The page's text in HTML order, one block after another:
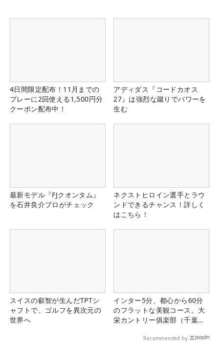
4日間限定配布！11月までの
プレーに2回使える1,500円分
クーポン配布中！
アディダス『コードカオス
27』は強烈な蹴りでパワーを
生む
最新モデル『FJクオンタム』
を石井良介プロがチェック
ネクストヒロイン選手とラウ
ンドできるチャンス！詳しく
はこちら！
スイスの叡智が生んだTPTシ
ャフトで、ゴルフを異次元の
世界へ
インター5分、都心から60分
のフラットな美観コース。大
栄カントリー俱楽部（千葉
Recommended by